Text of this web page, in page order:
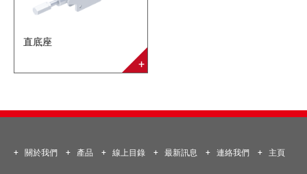
直底座
關於我們 產品 線上目錄 最新訊息 連絡我們 主頁